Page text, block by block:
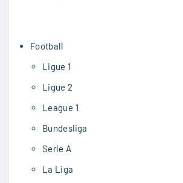
Football
Ligue 1
Ligue 2
League 1
Bundesliga
Serie A
La Liga